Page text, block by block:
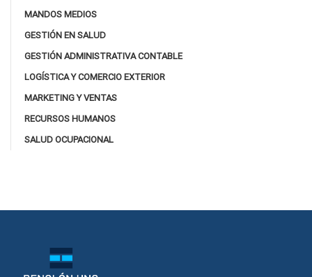
MANDOS MEDIOS
GESTIÓN EN SALUD
GESTIÓN ADMINISTRATIVA CONTABLE
LOGÍSTICA Y COMERCIO EXTERIOR
MARKETING Y VENTAS
RECURSOS HUMANOS
SALUD OCUPACIONAL